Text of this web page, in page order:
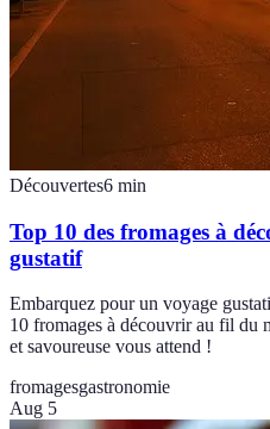
Découvertes6 min
Top 10 des fromages à
gustatif
Embarquez pour un voyage
10 fromages à découvrir au fil du
et savoureuse vous attend !
fromagesgastronomie
Aug 5